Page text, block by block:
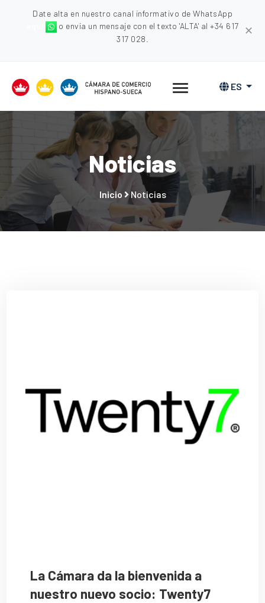
Date alta en nuestro canal informativo de WhatsApp
o envia un mensaje con el texto 'ALTA' al +34 617
317 028.
✕
ES
Noticias
Inicio Noticias
La Cámara da la bienvenida a
nuestro nuevo socio: Twenty7